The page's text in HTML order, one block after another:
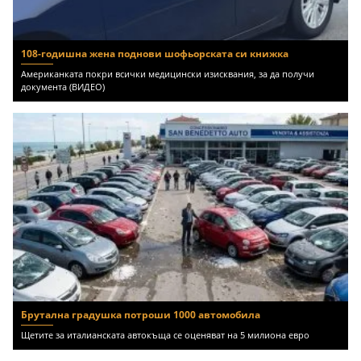
108-годишна жена поднови шофьорската си книжка
Американката покри всички медицински изисквания, за да получи
документа (ВИДЕО)
Брутална градушка потроши 1000 автомобила
Щетите за италианската автокъща се оценяват на 5 милиона евро